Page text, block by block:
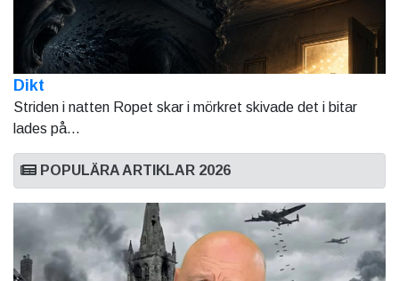
Dikt
Striden i natten Ropet skar i mörkret skivade det i bitar
lades på...
POPULÄRA ARTIKLAR 2026